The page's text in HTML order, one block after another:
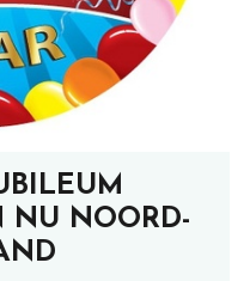
NU NOORD-